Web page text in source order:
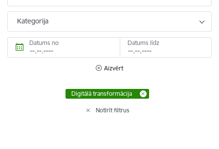
Kategorija
Datums no Datums līdz
Aizvērt
Digitālā transformācija
Notīrīt filtrus